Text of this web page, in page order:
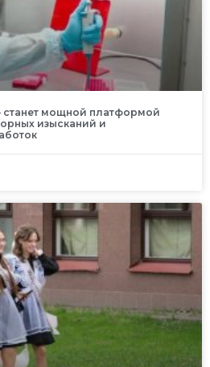
станет мощной платформой
изысканий и